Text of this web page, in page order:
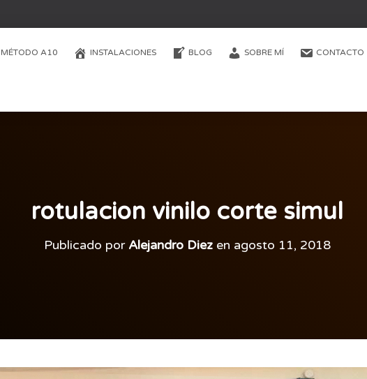
MÉTODO A10 INSTALACIONES BLOG SOBRE MÍ CONTACTO
rotulacion vinilo corte simul
Publicado por Alejandro Diezen agosto 11, 2018